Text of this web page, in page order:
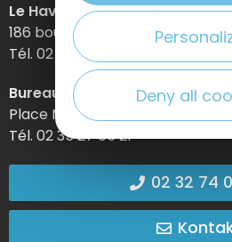
Le Havre Etretat Normandie
186 boulevard Clemenceau –
Tél. 02 32 74 04 04 –
Bureau d’information d’Etretat
Place Maurice Guillard – 76790
Tél. 02 35 27 05 21
02 32 74
Deny all